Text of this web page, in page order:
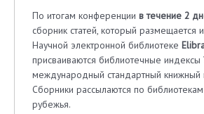
По итогам конференции в течение 2
сборник статей, который размещается
Научной электронной библиотеке
присваиваются библиотечные
международный стандартный книжный
Сборники рассылаются по
рубежья.